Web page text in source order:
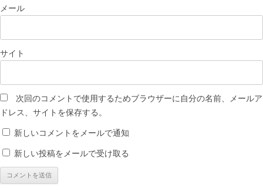
メール
サイト
次回のコメントで使用するためブラウザーに自分の名前、メールア
ドレス、サイトを保存する。
新しいコメントをメールで通知
新しい投稿をメールで受け取る